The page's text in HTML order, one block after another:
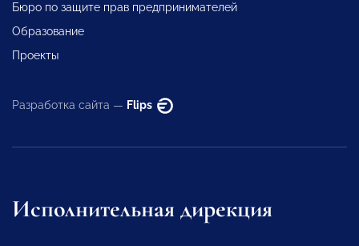
Бюро по защите прав предпринимателей
Образование
Проекты
Разработка сайта — Flips
Исполнительная дирекция